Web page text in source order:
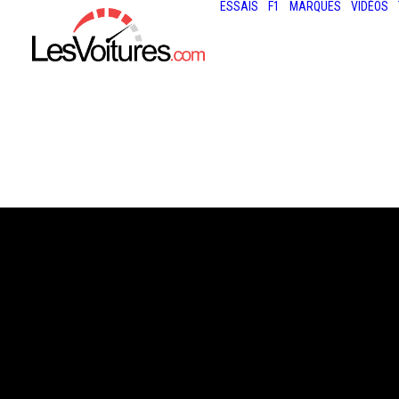
ESSAIS F1 MARQUES VIDÉOS